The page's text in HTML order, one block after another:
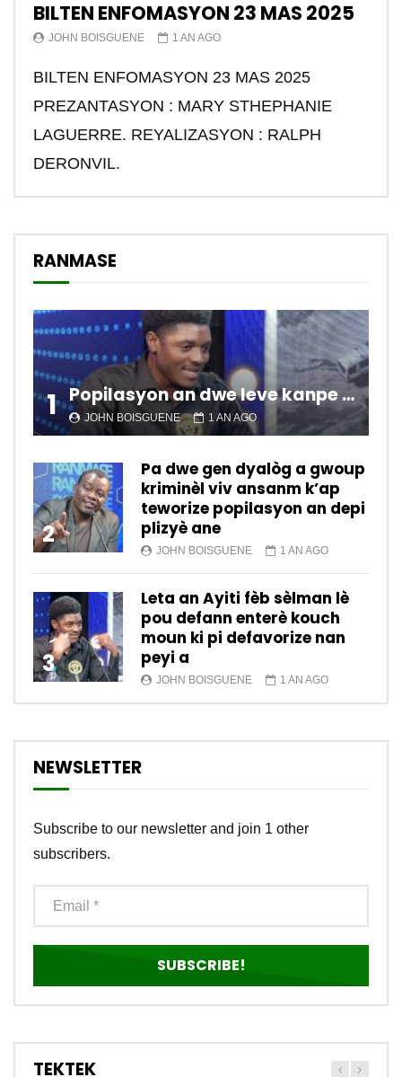
BILTEN ENFOMASYON 23 MAS 2025
JOHN BOISGUENE 1 AN AGO
BILTEN ENFOMASYON 23 MAS 2025
PREZANTASYON : MARY STHEPHANIE
LAGUERRE. REYALIZASYON : RALPH
DERONVIL.
RANMASE
1 Popilasyon an dwe leve kanpe pou chanje sitiyasyon kawotik l’ap viv nan peyi a.
JOHN BOISGUENE 1 AN AGO
2
Pa dwe gen dyalòg a gwoup
kriminèl viv ansanm k’ap
teworize popilasyon an depi
plizyè ane
JOHN BOISGUENE 1 AN AGO
3
Leta an Ayiti fèb sèlman lè
pou defann enterè kouch
moun ki pi defavorize nan
peyi a
JOHN BOISGUENE 1 AN AGO
NEWSLETTER
Subscribe to our newsletter and join 1 other
subscribers.
TEKTEK